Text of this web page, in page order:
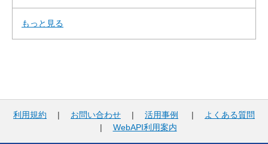
もっと見る
利用規約 | お問い合わせ | 活用事例 |
よくある質問
| WebAPI利用案内